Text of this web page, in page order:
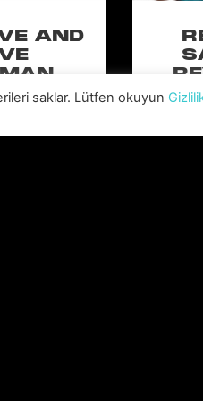
AND
saklar. Lütfen okuyun